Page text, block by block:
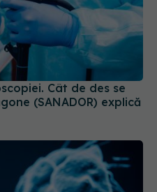
Cât de des se
(SANADOR) explică